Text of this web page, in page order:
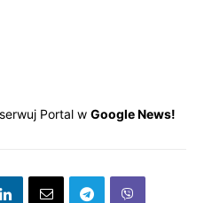
Portal w Google News!